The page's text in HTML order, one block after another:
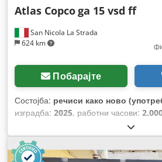
San Nicola La Strada
624 km
Atlas Copcoga 15 vsd ff
Побарајте
Состојба: речиси како ново
изградба: 2025, работни часови: